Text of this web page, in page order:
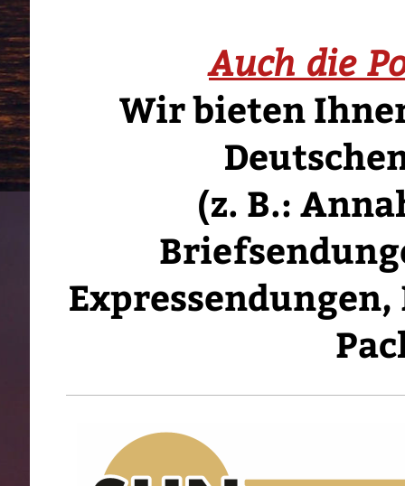
Auch die
Wir bieten
(z. B.: